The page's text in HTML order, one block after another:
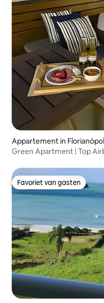
Appartement in
Green Apartment | Top
Favoriet van gasten
Favoriet van gasten